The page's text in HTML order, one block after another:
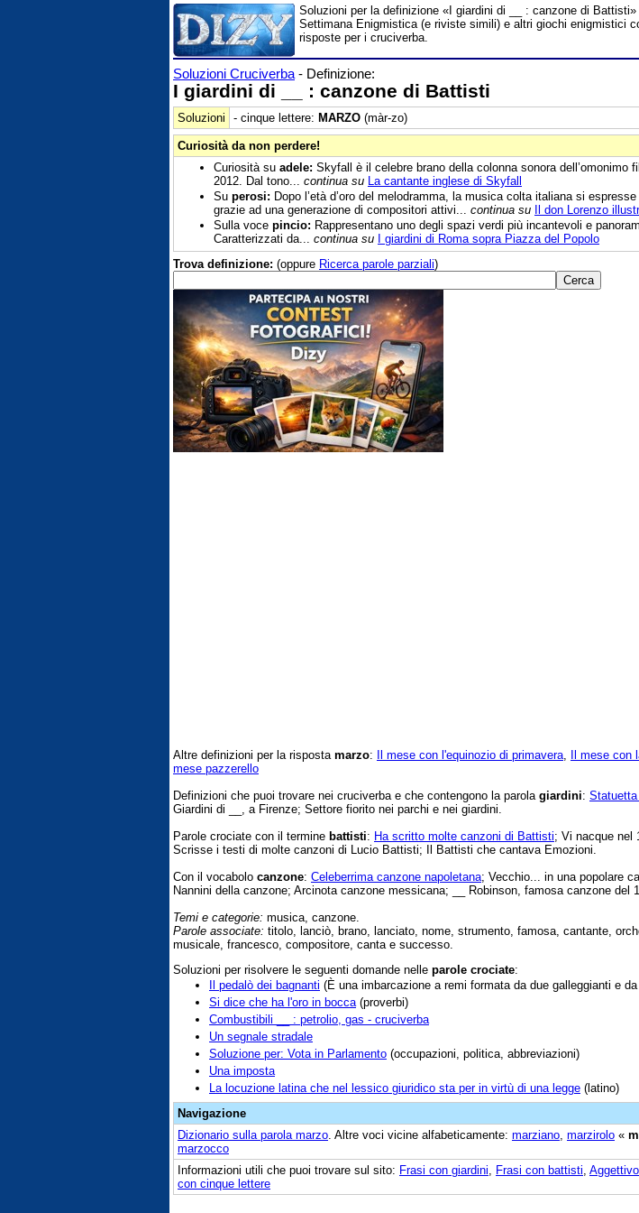
Soluzioni per la definizione «I giardini di __ : canzone di
Settimana Enigmistica (e riviste simili) e altri giochi enigmistici
risposte per i cruciverba.
Soluzioni Cruciverba - Definizione:
I giardini di __ : canzone di Battisti
Soluzioni - cinque lettere: MARZO (màr-zo)
Curiosità da non perdere!
Curiosità su adele: Skyfall è il celebre brano della colonna sonora dell’omonimo
2012. Dal tono... continua su La cantante inglese di Skyfall
Su perosi: Dopo l’età d’oro del melodramma, la musica colta italiana si
grazie ad una generazione di compositori attivi... continua su Il don Lorenzo
Sulla voce pincio: Rappresentano uno degli spazi verdi più incantevoli e
Caratterizzati da... continua su I giardini di Roma sopra Piazza del Popolo
Trova definizione: (oppure Ricerca parole parziali)
Altre definizioni per la risposta marzo: Il mese con l'equinozio di primavera Il mese con
mese pazzerello
Definizioni che puoi trovare nei cruciverba e che contengono la parola giardini: Statuetta
Giardini di __, a Firenze; Settore fiorito nei parchi e nei giardini.
Parole crociate con il termine battisti: Ha scritto molte canzoni di Battisti; Vi nacque nel
Scrisse i testi di molte canzoni di Lucio Battisti; Il Battisti che cantava Emozioni.
Con il vocabolo canzone: Celeberrima canzone napoletana; Vecchio... in una popolare
Nannini della canzone; Arcinota canzone messicana; __ Robinson, famosa canzone del
Temi e categorie: musica, canzone.
Parole associate: titolo, lanciò, brano, lanciato, nome, strumento, famosa, cantante,
musicale, francesco, compositore, canta e successo.
Soluzioni per risolvere le seguenti domande nelle parole crociate:
Il pedalò dei bagnanti (È una imbarcazione a remi formata da due galleggianti e
Si dice che ha l'oro in bocca (proverbi)
Combustibili __ : petrolio, gas - cruciverba
Un segnale stradale
Soluzione per: Vota in Parlamento (occupazioni, politica, abbreviazioni)
Una imposta
La locuzione latina che nel lessico giuridico sta per in virtù di una legge (latino)
Navigazione
Dizionario sulla parola marzo . Altre voci vicine alfabeticamente: marziano marzirolo «
marzocco
Informazioni utili che puoi trovare sul sito: Frasi con giardini Frasi con battisti
con cinque lettere